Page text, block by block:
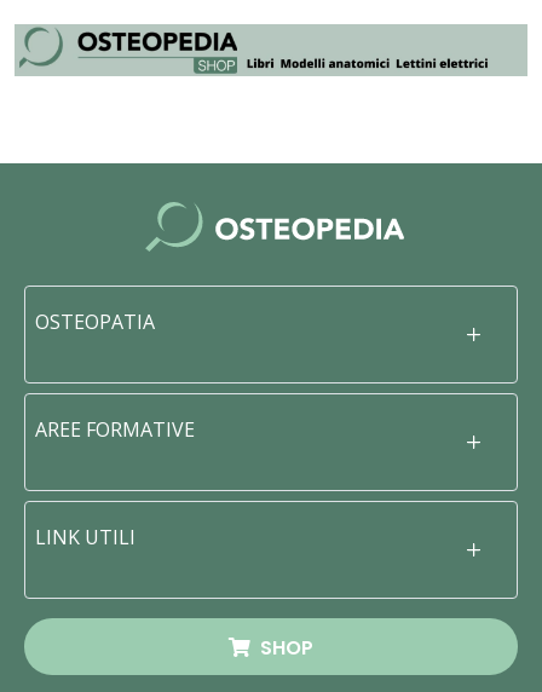
OSTEOPATIA
AREE FORMATIVE
LINK UTILI
SHOP